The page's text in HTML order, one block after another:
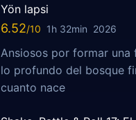
Yön lapsi
6.52 1h 32min 2026
Ansiosos por formar una
lo profundo del bosque
cuanto nace